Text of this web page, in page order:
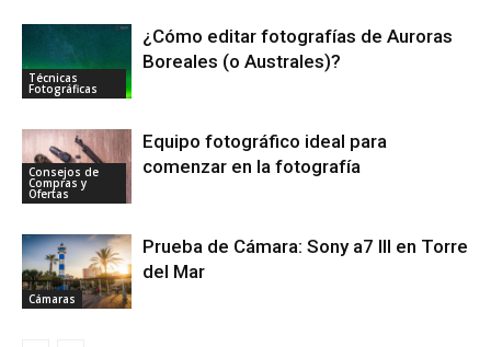
Técnicas
Fotográficas
¿Cómo editar fotografías de Auroras
Boreales (o Australes)?
Consejos de
Compras y
Ofertas
Equipo fotográfico ideal para
comenzar en la fotografía
Cámaras
Prueba de Cámara: Sony a7 III en Torre
del Mar